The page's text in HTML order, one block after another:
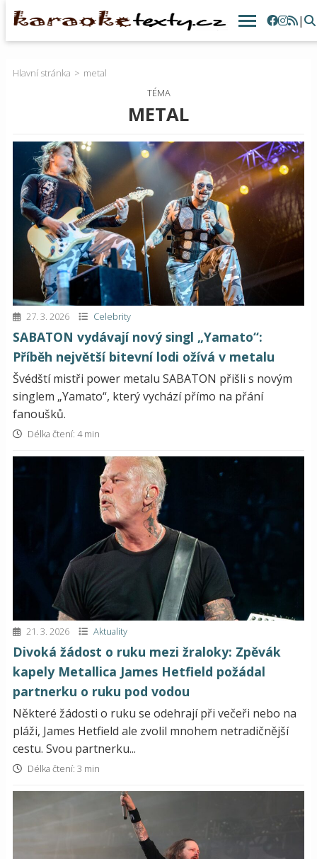
|
Hlavní stránka
metal
TÉMA
METAL
27. 3. 2026 Celebrity
SABATON vydávají nový singl „Yamato“:
Příběh největší bitevní lodi ožívá v metalu
Švédští mistři power metalu SABATON přišli s novým
singlem „Yamato“, který vychází přímo na přání
fanoušků.
Délka čtení: 4 min
21. 3. 2026 Aktuality
Divoká žádost o ruku mezi žraloky: Zpěvák
kapely Metallica James Hetfield požádal
partnerku o ruku pod vodou
Některé žádosti o ruku se odehrají při večeři nebo na
pláži, James Hetfield ale zvolil mnohem netradičnější
cestu. Svou partnerku...
Délka čtení: 3 min